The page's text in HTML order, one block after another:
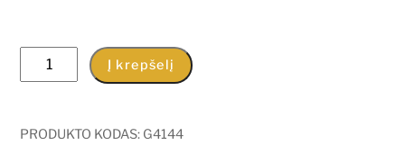
produkto
kiekis:
W/m
Į krepšelį
PRODUKTO KODAS: G4144